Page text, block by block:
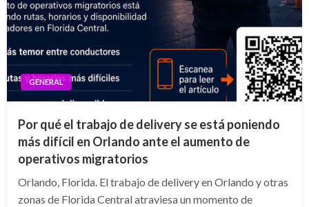
GENERAL
Por qué el trabajo de delivery se está poniendo
más difícil en Orlando ante el aumento de
operativos migratorios
Orlando, Florida. El trabajo de delivery en Orlando y otras
zonas de Florida Central atraviesa un momento de